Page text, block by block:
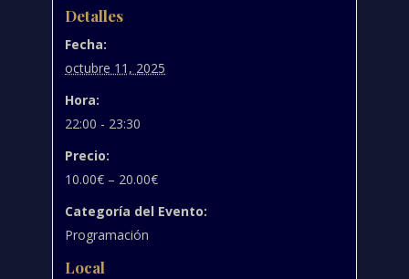
Detalles
Fecha:
octubre 11, 2025
Hora:
22:00 - 23:30
Precio:
10.00€ – 20.00€
Categoría del Evento:
Programación
Local